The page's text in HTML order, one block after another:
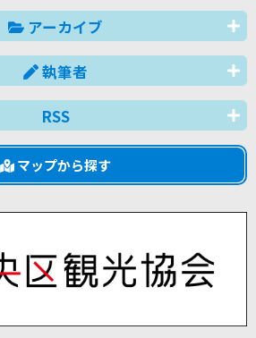
アーカイブ
執筆者
RSS
マップから探す